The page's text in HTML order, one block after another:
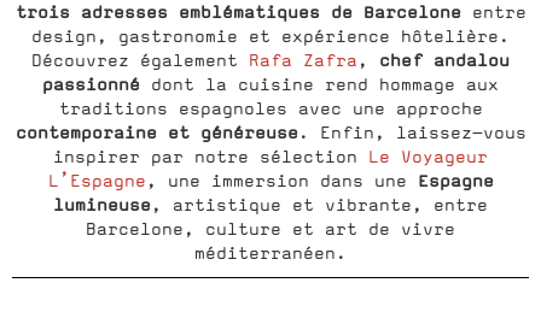
trois adresses emblématiques de Barcelone
entre
design, gastronomie et expérience hôtelière.
Découvrez également Rafa Zafra , chef andalou
passionné dont la cuisine rend hommage aux
traditions espagnoles avec une approche
contemporaine et généreuse. Enfin, laissez-vous
inspirer par notre sélection Le Voyageur
L’Espagne , une immersion dans une Espagne
lumineuse, artistique et vibrante, entre
Barcelone, culture et art de vivre
méditerranéen.